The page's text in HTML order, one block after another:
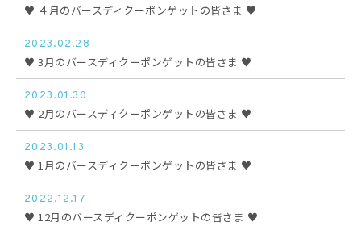
♥ ４月のバースディクーポンゲットの皆さま ♥
2023.02.28
♥ 3月のバースディクーポンゲットの皆さま ♥
2023.01.30
♥ 2月のバースディクーポンゲットの皆さま ♥
2023.01.13
♥ 1月のバースディクーポンゲットの皆さま ♥
2022.12.17
♥ 12月のバースディクーポンゲットの皆さま ♥